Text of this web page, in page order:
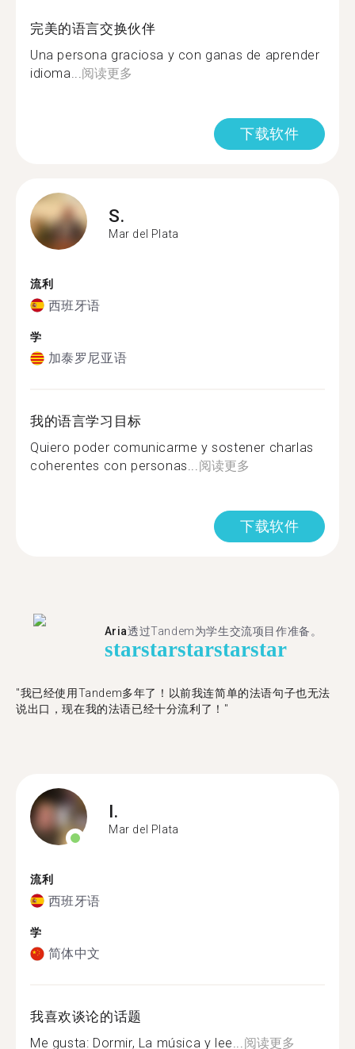
完美的语言交换伙伴
Una persona graciosa y con ganas de aprender
idioma...阅读更多
下载软件
S.
Mar del Plata
流利
西班牙语
学
加泰罗尼亚语
我的语言学习目标
Quiero poder comunicarme y sostener charlas
coherentes con personas...阅读更多
下载软件
Aria透过Tandem为学生交流项目作准备。
starstarstarstarstar
"​​我已经使用Tandem多年了！以前我连简单的法语句子也无法
说出口，现在我的法语已经十分流利了！"
I.
Mar del Plata
流利
西班牙语
学
简体中文
我喜欢谈论的话题
Me gusta: Dormir, La música y lee...阅读更多